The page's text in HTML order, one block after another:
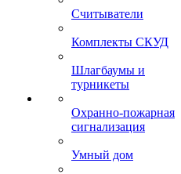
Считыватели
Комплекты СКУД
Шлагбаумы и
турникеты
Охранно-пожарная
сигнализация
Умный дом